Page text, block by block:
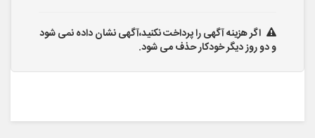
اگر هزینه آگهی را پرداخت نکنید،آگهی نشان داده نمی شود
و دو روز دیگر خودکار حذف می شود.